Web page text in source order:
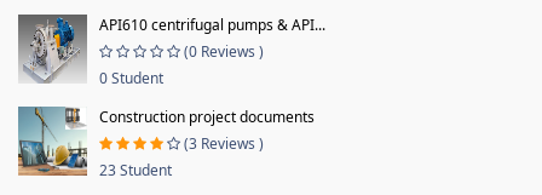
API610 centrifugal pumps & API...
(0 Reviews )
0 Student
Construction project documents
(3 Reviews )
23 Student